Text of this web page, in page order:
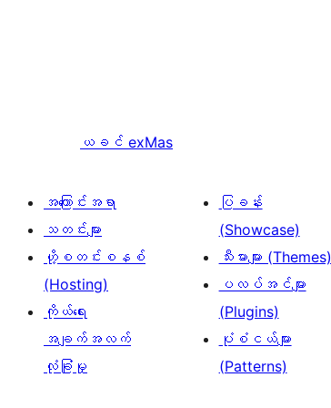
ယခင် exMas
အကြောင်းအရာ
သတင်းများ
ဟို့စတင်းစနစ်
(Hosting)
ကိုယ်ရေး
အချက်အလက်
လုံခြုံမှု
ပြခန်း
(Showcase)
သီးမားများ (Themes)
ပလပ်အင်များ
(Plugins)
ပုံစံငယ်များ
(Patterns)